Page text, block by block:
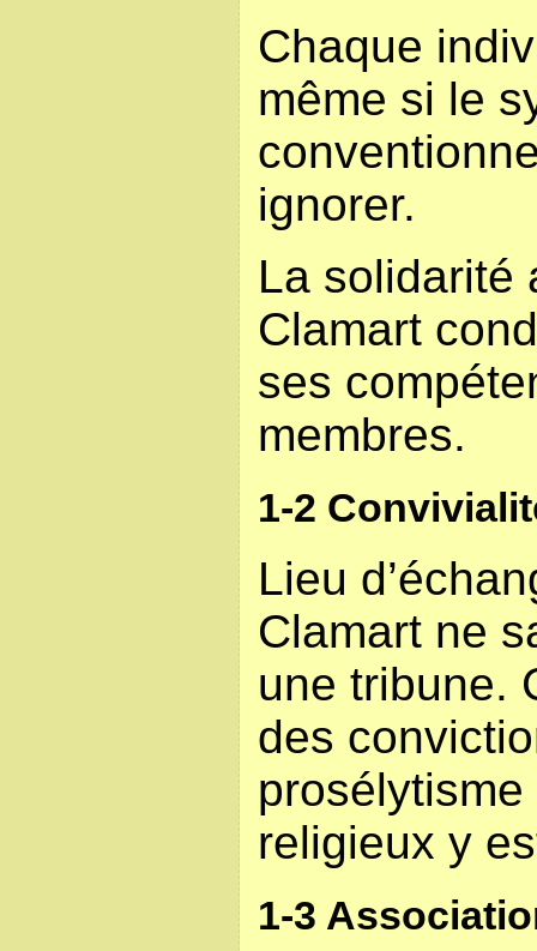
Chaque
même si le
ignorer.
La solidarité
Clamart
ses
membres.
1-2
Lieu
Clamart ne
une tribune.
des
religieux y
1-3